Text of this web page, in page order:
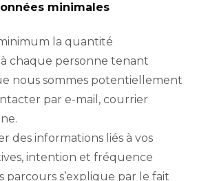
minimales
la quantité
chaque personne tenant
nous sommes potentiellement
par e-mail, courrier
des informations liés à vos
intention et fréquence
parcours s’explique par le fait